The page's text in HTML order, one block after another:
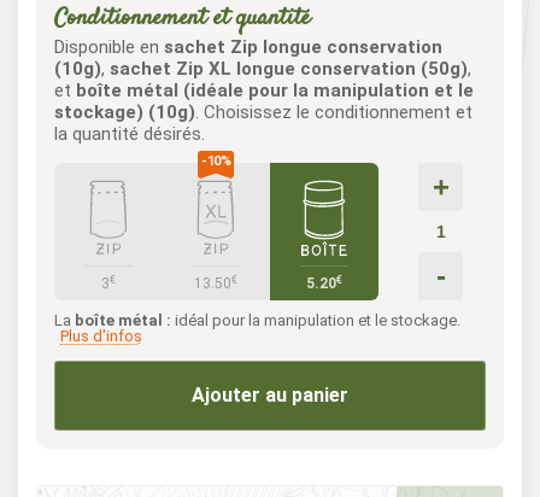
Conditionnement et quantité
Disponible en sachet Zip longue conservation
(10g), sachet Zip XL longue conservation (50g),
et boîte métal (idéale pour la manipulation et le
stockage) (10g). Choisissez le conditionnement et
la quantité désirés.
3€ 13.50€ 5.20€
La boîte métal : idéal pour la manipulation et le stockage.
Plus d'infos
+
-
Ajouter au panier